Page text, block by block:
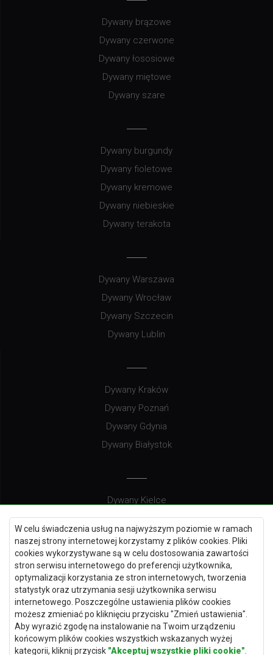
W celu świadczenia usług na najwyższym poziomie w ramach
naszej strony internetowej korzystamy z plików cookies. Pliki
cookies wykorzystywane są w celu dostosowania zawartości
stron serwisu internetowego do preferencji użytkownika,
optymalizacji korzystania ze stron internetowych, tworzenia
statystyk oraz utrzymania sesji użytkownika serwisu
internetowego. Poszczególne ustawienia plików cookies
możesz zmieniać po kliknięciu przycisku "Zmień ustawienia".
Aby wyrazić zgodę na instalowanie na Twoim urządzeniu
końcowym plików cookies wszystkich wskazanych wyżej
kategorii, kliknij przycisk "Akceptuj wszystkie pliki cookie"
Dywany brązowe
Dywany czerwone
Dywany łososiowe
Dywany miętowe
Dywany szare
Dywany burgundy
Dywany fioletowe
Dywany kremowe
Dywany niebieskie
Dywany terakota
Dywany Warszawa
Dywany Wrocław
Dywany Szczecin
Dywany Lublin
Dywany Kraków
Dywany Poznań
Dywany Gdynia
Dywany Białystok
Dywany Kielce
Dywany Gdańsk
Dywany Toruń
Dywany Bydgoszcz
Dywany Łódź
Dywany Katowice
Dywany Rzeszów